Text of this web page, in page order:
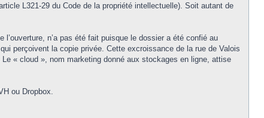
L321-29 du Code de la propriété intellectuelle). Soit autant de
n’a pas été fait puisque le dossier a été confié au
perçoivent la copie privée. Cette excroissance de la rue de Valois
« cloud », nom marketing donné aux stockages en ligne, attise
ou Dropbox.